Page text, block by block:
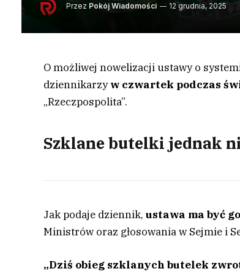
Przez Pokój Wiadomości 12 grudnia, 2025
O możliwej nowelizacji ustawy o
dziennikarzyw czwartek podczas
„Rzeczpospolita”.
Szklane butelki jednak
Jak podaje dziennik,ustawa ma być
Ministrów oraz głosowania w Sejmie i
„Dziś obieg szklanych butelek